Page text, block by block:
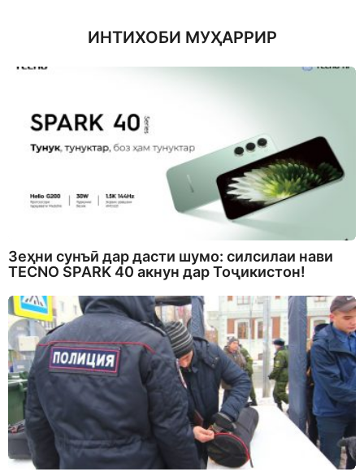
ИНТИХОБИ МУҲАРРИР
Зеҳни сунъӣ дар дасти шумо: силсилаи нави
TECNO SPARK 40 акнун дар Тоҷикистон!